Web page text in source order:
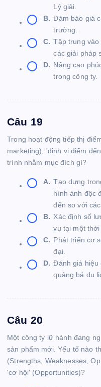
Lý giải.
B. Đảm bảo giá
trường.
C. Tập trung
các giải pháp
D. Nâng cao
trong công ty.
Câu 19
Trong hoạt động tiếp thị
marketing), 'định vị điểm
trình nhằm mục đích gì?
A. Tạo dựng
hình ảnh độc
đến so với
B. Xác định số
vụ tại một thời
C. Phát triển cơ
đại.
D. Đánh giá hiệu
quảng bá du
Câu 20
Một công ty lữ hành đang
sản phẩm mới. Yếu tố nào
(Strengths, Weaknesses,
'cơ hội' (Opportunities)?